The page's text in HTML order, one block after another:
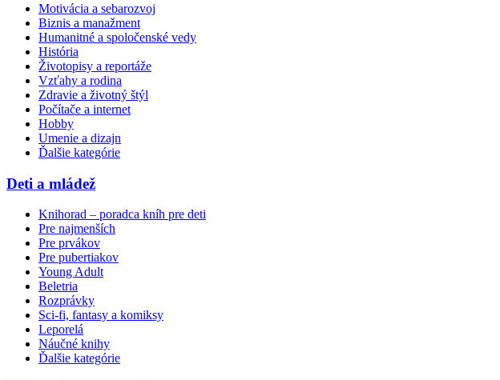
Motivácia a sebarozvoj
Biznis a manažment
Humanitné a spoločenské vedy
História
Životopisy a reportáže
Vzťahy a rodina
Zdravie a životný štýl
Počítače a internet
Hobby
Umenie a dizajn
Ďalšie kategórie
Deti a mládež
Knihorad – poradca kníh pre deti
Pre najmenších
Pre prvákov
Pre pubertiakov
Young Adult
Beletria
Rozprávky
Sci-fi, fantasy a komiksy
Leporelá
Náučné knihy
Ďalšie kategórie